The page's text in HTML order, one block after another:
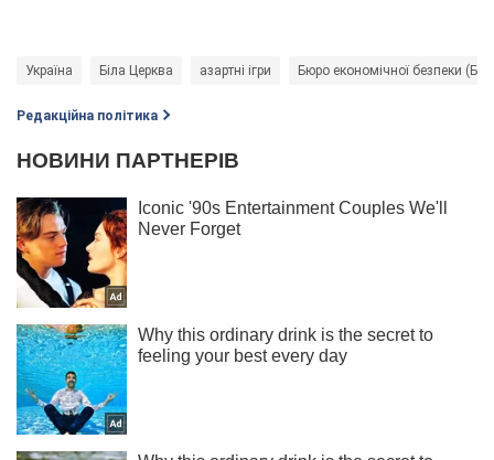
Україна Біла Церква азартні ігри Бюро економічної безпеки
Редакційна політика